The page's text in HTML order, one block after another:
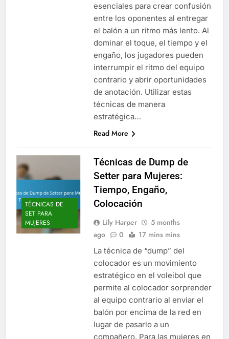
esenciales para crear confusión
entre los oponentes al entregar
el balón a un ritmo más lento. Al
dominar el toque, el tiempo y el
engaño, los jugadores pueden
interrumpir el ritmo del equipo
contrario y abrir oportunidades
de anotación. Utilizar estas
técnicas de manera
estratégica…
Read More
TÉCNICAS DE
SET PARA
MUJERES
Técnicas de Dump de
Setter para Mujeres:
Tiempo, Engaño,
Colocación
Lily Harper
5 months
ago
0 17 mins mins
La técnica de “dump” del
colocador es un movimiento
estratégico en el voleibol que
permite al colocador sorprender
al equipo contrario al enviar el
balón por encima de la red en
lugar de pasarlo a un
compañero. Para las mujeres en